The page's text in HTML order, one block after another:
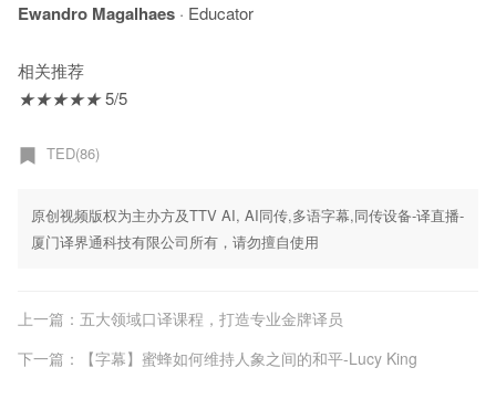
Ewandro Magalhaes · Educator
相关推荐
★★★★★5/5
TED(86)
原创视频版权为主办方及TTV AI, AI同传,多语字幕,同传设备-译直播-
厦门译界通科技有限公司所有，请勿擅自使用
上一篇：五大领域口译课程，打造专业金牌译员
下一篇：【字幕】蜜蜂如何维持人象之间的和平-Lucy King